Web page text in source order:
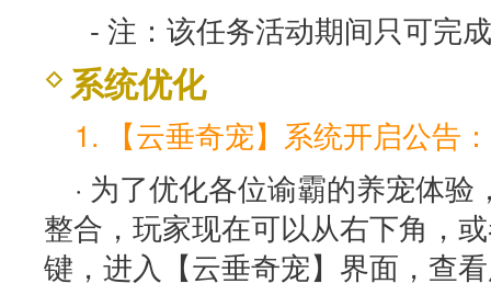
- 注：该任务活动期间只可完
系统优化
1. 【云垂奇宠】系统开启公告：
· 为了优化各位谕霸的养宠体
整合，玩家现在可以从右下角，
键，进入【云垂奇宠】界面，查